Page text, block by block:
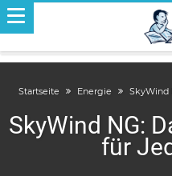
Startseite Energie SkyWind
SkyWind NG:
für